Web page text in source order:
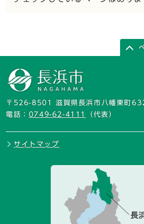
〒526-8501 滋賀県長浜市八幡東町
電話： 0749-62-4111 （代表）
サイトマップ